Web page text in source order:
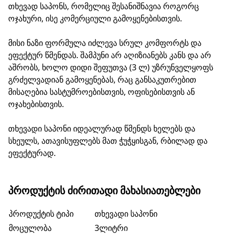
თხევად საპონს, რომელიც შესანიშნავია როგორც
ოჯახური, ისე კომერციული გამოყენებისთვის.
მისი ნაზი ფორმულა იძლევა სრულ კომფორტს და
ეფექტურ წმენდას. შამპუნი არ აღიზიანებს კანს და არ
აშრობს, ხოლო დიდი შეფუთვა (3 ლ) უზრუნველყოფს
გრძელვადიან გამოყენებას, რაც განსაკუთრებით
მისაღებია სასტუმროებისთვის, ოფისებისთვის ან
ოჯახებისთვის.
თხევადი საპონი იდეალურად წმენდს ხელებს და
სხეულს, ათავისუფლებს მათ ჭუჭყისგან, რბილად და
ეფექტურად.
ᲞᲠᲝᲓᲣᲥᲢᲘᲡ ᲫᲘᲠᲘᲗᲐᲓᲘ ᲛᲐᲮᲐᲡᲘᲐᲗᲔᲑᲚᲔᲑᲘ
პროდუქტის ტიპი
თხევადი საპონი
მოცულობა
3ლიტრი